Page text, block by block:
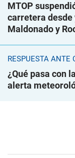
MTOP
carretera desde
Maldonado y
RESPUESTA ANTE
¿Qué pasa con
alerta